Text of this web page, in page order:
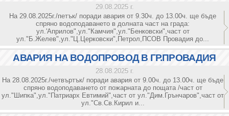
29.08.2025 г.
На 29.08.2025г./петък/ поради авария от 9.30ч. до 13.00ч. ще бъде
спряно водоподаването в долната част на града:
ул.'Априлов",ул."Камчия",ул."Бенковски",част от
ул."Б.Желев",ул."Ц.Церковски",Петрол,ПСОВ Провадия до...
АВАРИЯ НА ВОДОПРОВОД В ГР.ПРОВАДИЯ
28.08.2025 г.
На 28.08.2025г./четвъртък/ поради авария от 9.00ч. до 13.00ч. ще бъде
спряно водоподаването от пожарната до пощата /част от
ул."Шипка",ул."Патриарх Евтимий",част от ул."Дим.Грънчаров",част от
ул."Св.Св.Кирил и...